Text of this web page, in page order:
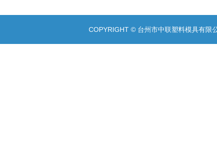
COPYRIGHT © 台州市中联塑料模具有限